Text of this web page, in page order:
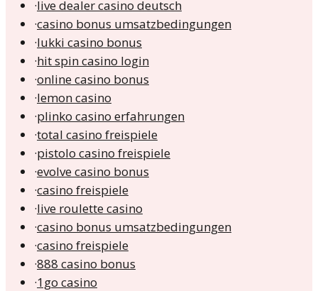
·live dealer casino deutsch
·casino bonus umsatzbedingungen
·lukki casino bonus
·hit spin casino login
·online casino bonus
·lemon casino
·plinko casino erfahrungen
·total casino freispiele
·pistolo casino freispiele
·evolve casino bonus
·casino freispiele
·live roulette casino
·casino bonus umsatzbedingungen
·casino freispiele
·888 casino bonus
·1go casino